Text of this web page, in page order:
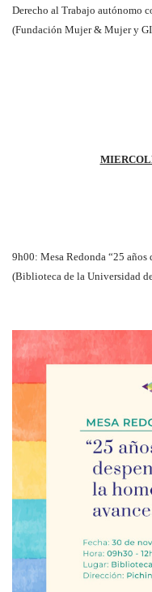
Derecho al Trabajo autónomo
(Fundación Mujer & Mujer y
9h00: Mesa Redonda “25
(Biblioteca de la Universidad